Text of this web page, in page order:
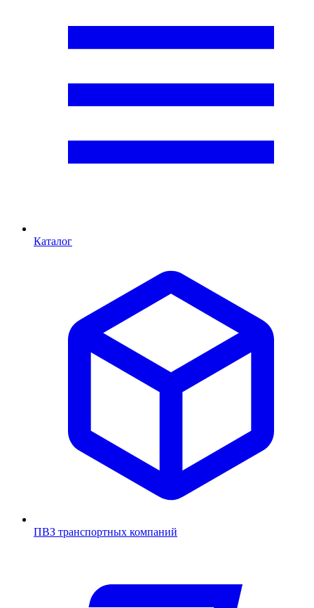
Каталог
ПВЗ транспортных компаний